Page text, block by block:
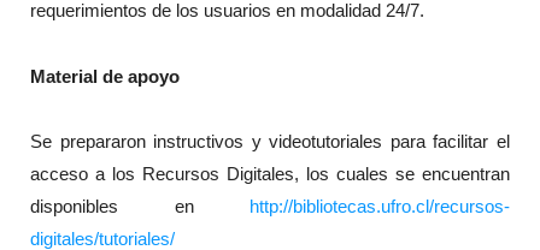
requerimientos de los usuarios en modalidad 24/7.
Material de apoyo
Se prepararon instructivos y videotutoriales para facilitar el
acceso a los Recursos Digitales, los cuales se encuentran
disponibles en http://bibliotecas.ufro.cl/recursos-
digitales/tutoriales/